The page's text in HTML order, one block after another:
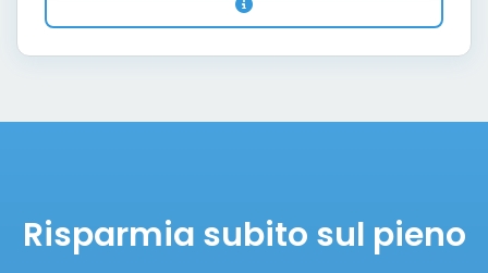
Risparmia subito sul pieno